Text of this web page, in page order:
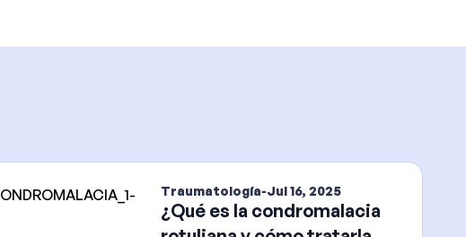
Traumatología-Jul 16, 2025
¿Qué es la condromalacia